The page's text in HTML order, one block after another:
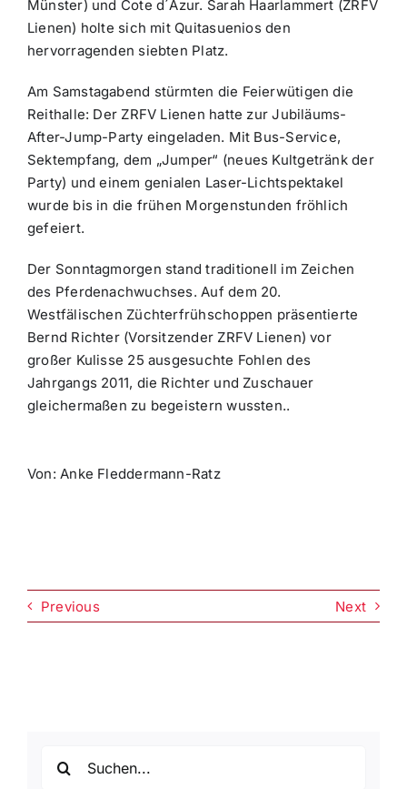
Münster) und Cote d´Azur. Sarah Haarlammert (ZRFV
Lienen) holte sich mit Quitasuenios den
hervorragenden siebten Platz.
Am Samstagabend stürmten die Feierwütigen die
Reithalle: Der ZRFV Lienen hatte zur Jubiläums-
After-Jump-Party eingeladen. Mit Bus-Service,
Sektempfang, dem „Jumper“ (neues Kultgetränk der
Party) und einem genialen Laser-Lichtspektakel
wurde bis in die frühen Morgenstunden fröhlich
gefeiert.
Der Sonntagmorgen stand traditionell im Zeichen
des Pferdenachwuchses. Auf dem 20.
Westfälischen Züchterfrühschoppen präsentierte
Bernd Richter (Vorsitzender ZRFV Lienen) vor
großer Kulisse 25 ausgesuchte Fohlen des
Jahrgangs 2011, die Richter und Zuschauer
gleichermaßen zu begeistern wussten..
Von: Anke Fleddermann-Ratz
Previous Next
nach: